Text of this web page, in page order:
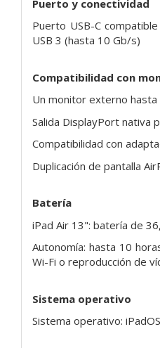
Puerto y conectividad
Puerto USB-C
USB 3 (hasta 10 Gb/s)
Compatibilidad con
Un monitor externo hasta
Salida DisplayPort nativa
Compatibilidad con
Duplicación de pantalla
Batería
iPad Air 13": batería de
Autonomía: hasta 10
Wi-Fi o reproducción de
Sistema operativo
Sistema operativo: